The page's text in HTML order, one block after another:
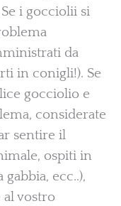
i gocciolii si
da
in conigli!). Se
gocciolio e
considerate
sentire il
ospiti in
ecc..),
al vostro